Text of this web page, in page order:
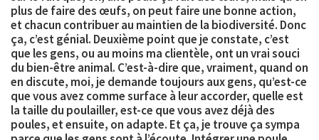
plus de faire des œufs, on peut faire une bonne action,
et chacun contribuer au maintien de la biodiversité. Donc
ça, c’est génial. Deuxième point que je constate, c’est
que les gens, ou au moins ma clientèle, ont un vrai souci
du bien-être animal. C’est-à-dire que, vraiment, quand on
en discute, moi, je demande toujours aux gens, qu’est-ce
que vous avez comme surface à leur accorder, quelle est
la taille du poulailler, est-ce que vous avez déjà des
poules, et ensuite, on adapte. Et ça, je trouve ça sympa